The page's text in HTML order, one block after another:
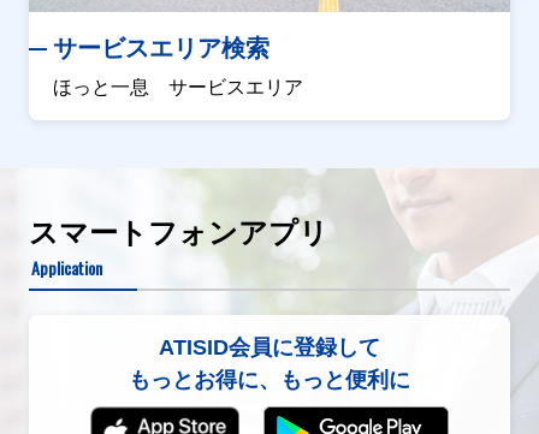
サービスエリア検索
ほっと一息 サービスエリア
スマートフォンアプリ
Application
ATISID会員に登録して
もっとお得に、もっと便利に